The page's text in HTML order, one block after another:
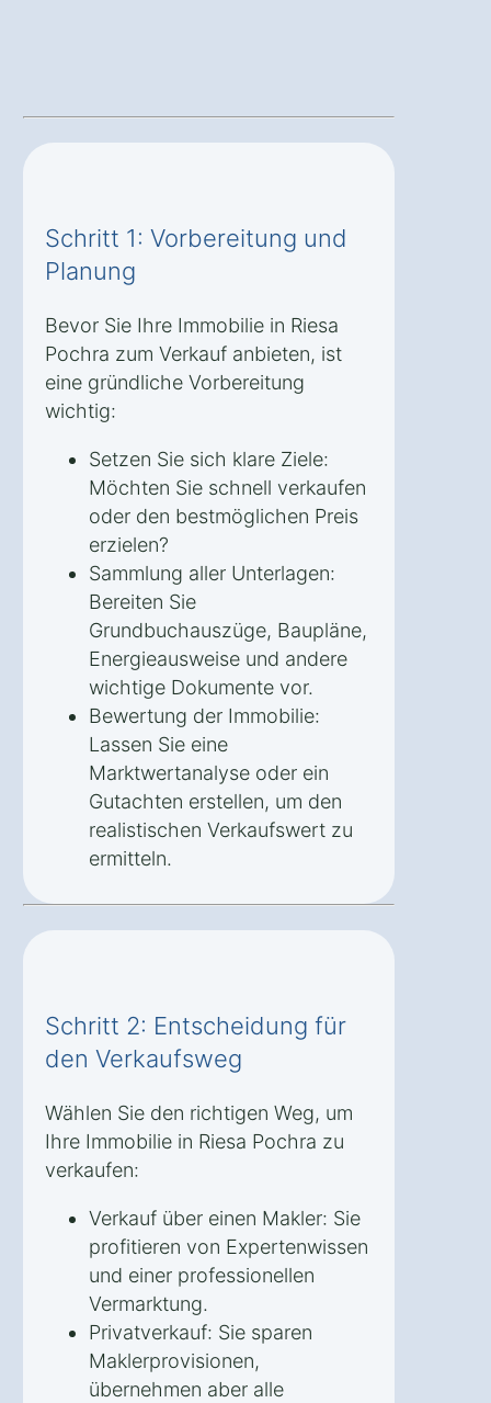
Schritt 1: Vorbereitung und
Planung
Bevor Sie Ihre Immobilie in Riesa
Pochra zum Verkauf anbieten, ist
eine gründliche Vorbereitung
wichtig:
Setzen Sie sich klare Ziele:
Möchten Sie schnell verkaufen
oder den bestmöglichen Preis
erzielen?
Sammlung aller Unterlagen:
Bereiten Sie
Grundbuchauszüge, Baupläne,
Energieausweise und andere
wichtige Dokumente vor.
Bewertung der Immobilie:
Lassen Sie eine
Marktwertanalyse oder ein
Gutachten erstellen, um den
realistischen Verkaufswert zu
ermitteln.
Schritt 2: Entscheidung für
den Verkaufsweg
Wählen Sie den richtigen Weg, um
Ihre Immobilie in Riesa Pochra zu
verkaufen:
Verkauf über einen Makler: Sie
profitieren von Expertenwissen
und einer professionellen
Vermarktung.
Privatverkauf: Sie sparen
Maklerprovisionen,
übernehmen aber alle